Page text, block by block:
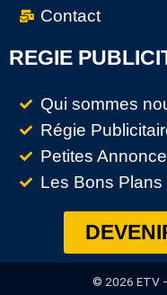
Contact
REGIE
Qui sommes
Régie
Petites
Les Bons Plans
© 2026 ETV